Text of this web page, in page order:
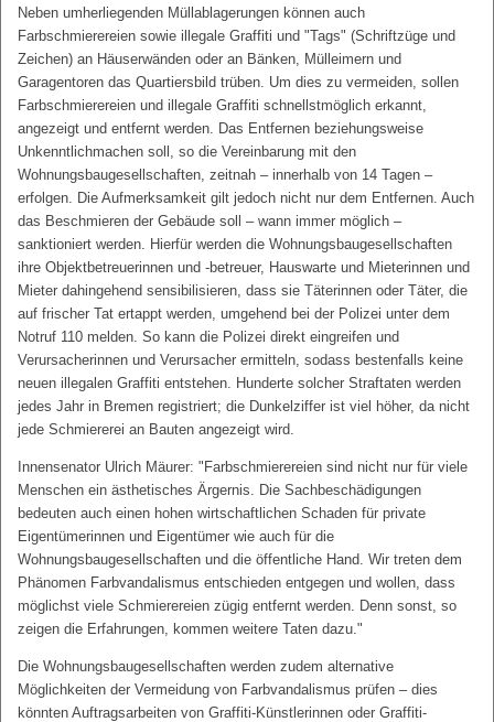
Neben umherliegenden Müllablagerungen können auch
Farbschmierereien sowie illegale Graffiti und "Tags" (Schriftzüge und
Zeichen) an Häuserwänden oder an Bänken, Mülleimern und
Garagentoren das Quartiersbild trüben. Um dies zu vermeiden, sollen
Farbschmierereien und illegale Graffiti schnellstmöglich erkannt,
angezeigt und entfernt werden. Das Entfernen beziehungsweise
Unkenntlichmachen soll, so die Vereinbarung mit den
Wohnungsbaugesellschaften, zeitnah – innerhalb von 14 Tagen –
erfolgen. Die Aufmerksamkeit gilt jedoch nicht nur dem Entfernen. Auch
das Beschmieren der Gebäude soll – wann immer möglich –
sanktioniert werden. Hierfür werden die Wohnungsbaugesellschaften
ihre Objektbetreuerinnen und -betreuer, Hauswarte und Mieterinnen und
Mieter dahingehend sensibilisieren, dass sie Täterinnen oder Täter, die
auf frischer Tat ertappt werden, umgehend bei der Polizei unter dem
Notruf 110 melden. So kann die Polizei direkt eingreifen und
Verursacherinnen und Verursacher ermitteln, sodass bestenfalls keine
neuen illegalen Graffiti entstehen. Hunderte solcher Straftaten werden
jedes Jahr in Bremen registriert; die Dunkelziffer ist viel höher, da nicht
jede Schmiererei an Bauten angezeigt wird.
Innensenator Ulrich Mäurer: "Farbschmierereien sind nicht nur für viele
Menschen ein ästhetisches Ärgernis. Die Sachbeschädigungen
bedeuten auch einen hohen wirtschaftlichen Schaden für private
Eigentümerinnen und Eigentümer wie auch für die
Wohnungsbaugesellschaften und die öffentliche Hand. Wir treten dem
Phänomen Farbvandalismus entschieden entgegen und wollen, dass
möglichst viele Schmierereien zügig entfernt werden. Denn sonst, so
zeigen die Erfahrungen, kommen weitere Taten dazu."
Die Wohnungsbaugesellschaften werden zudem alternative
Möglichkeiten der Vermeidung von Farbvandalismus prüfen – dies
könnten Auftragsarbeiten von Graffiti-Künstlerinnen oder Graffiti-